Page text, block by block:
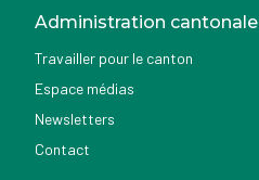
Administration cantonale
Travailler pour le canton
Espace médias
Newsletters
Contact